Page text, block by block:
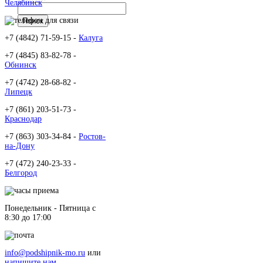
Челябинск
+7 (4842) 71-59-15 - Калуга
+7 (4845) 83-82-78 -
Обнинск
+7 (4742) 28-68-82 -
Липецк
+7 (861) 203-51-73 -
Краснодар
+7 (863) 303-34-84 - Ростов-
на-Дону
+7 (472) 240-23-33 -
Белгород
Понедельник - Пятница c
8:30 до 17:00
info@podshipnik-mo.ru или